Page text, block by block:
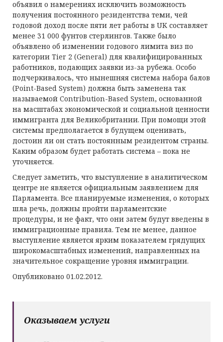
объявил о намерениях исключить возможность
получения постоянного резидентства теми, чей
годовой доход после пяти лет работы в UK составляет
менее 31 000 фунтов стерлингов. Также было
объявлено об изменении годового лимита виз по
категории Tier 2 (General) для квалифицированных
работников, подающих заявки из-за рубежа. Особо
подчеркивалось, что нынешняя система набора балов
(Point-Based System) должна быть заменена так
называемой Contribution-Based System, основанной
на масштабах экономической и социальной ценности
иммигранта для Великобритании. При помощи этой
системы предполагается в будущем оценивать,
достоин ли он стать постоянным резидентом страны.
Каким образом будет работать система – пока не
уточняется.
Следует заметить, что выступление в аналитическом
центре не является официальным заявлением для
Парламента. Все планируемые изменения, о которых
шла речь, должны пройти парламентские
процедуры, и не факт, что они затем будут введены в
иммиграционные правила. Тем не менее, данное
выступление является ярким показателем грядущих
широкомасштабных изменений, направленных на
значительное сокращение уровня иммиграции.
Опубликовано 01.02.2012.
Оказываем услуги